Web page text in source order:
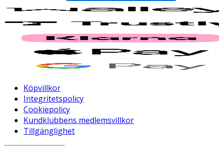
Köpvillkor
Integritetspolicy
Cookiepolicy
Kundklubbens medlemsvillkor
Tillgänglighet